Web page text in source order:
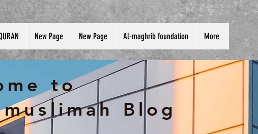
New Page New Page Al-maghrib foundation More
to
Blog